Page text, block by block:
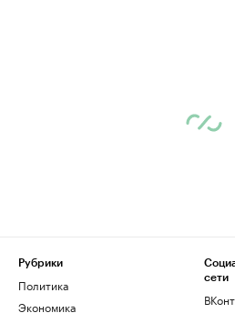
Рубрики
Политика
Экономика
сети